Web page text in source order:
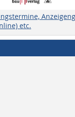
etc.